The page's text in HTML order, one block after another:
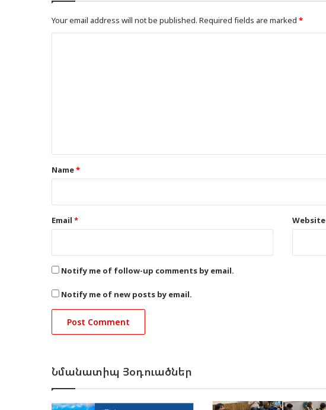
Your email address will not be published. Required fields are marked *
*Name*
Email * Website
Notify me of follow-up comments by email.
Notify me of new posts by email.
Նմանատիպ Յօդուածներ